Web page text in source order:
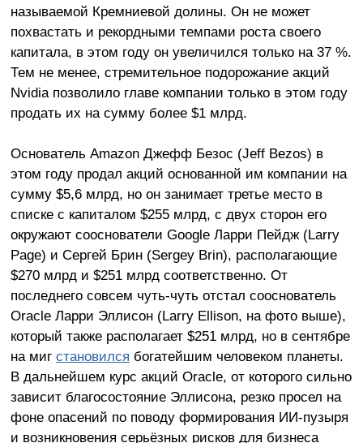
называемой Кремниевой долины. Он не может
похвастать и рекордными темпами роста своего
капитала, в этом году он увеличился только на 37 %.
Тем не менее, стремительное подорожание акций
Nvidia позволило главе компании только в этом году
продать их на сумму более $1 млрд.
Основатель Amazon Джефф Безос (Jeff Bezos) в
этом году продал акций основанной им компании на
сумму $5,6 млрд, но он занимает третье место в
списке с капиталом $255 млрд, с двух сторон его
окружают сооснователи Google Ларри Пейдж (Larry
Page) и Сергей Брин (Sergey Brin), располагающие
$270 млрд и $251 млрд соответственно. От
последнего совсем чуть-чуть отстал сооснователь
Oracle Ларри Эллисон (Larry Ellison, на фото выше),
который также располагает $251 млрд, но в сентябре
на миг становился богатейшим человеком планеты.
В дальнейшем курс акций Oracle, от которого сильно
зависит благосостояние Эллисона, резко просел на
фоне опасений по поводу формирования ИИ-пузыря
и возникновения серьёзных рисков для бизнеса